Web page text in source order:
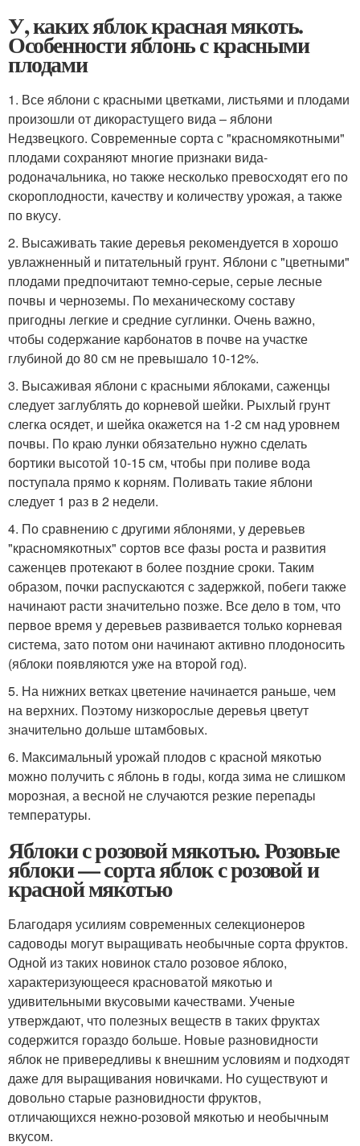
У, каких яблок красная мякоть.
Особенности яблонь с красными
плодами
1. Все яблони с красными цветками, листьями и плодами
произошли от дикорастущего вида – яблони
Недзвецкого. Современные сорта с "красномякотными"
плодами сохраняют многие признаки вида-
родоначальника, но также несколько превосходят его по
скороплодности, качеству и количеству урожая, а также
по вкусу.
2. Высаживать такие деревья рекомендуется в хорошо
увлажненный и питательный грунт. Яблони с "цветными"
плодами предпочитают темно-серые, серые лесные
почвы и черноземы. По механическому составу
пригодны легкие и средние суглинки. Очень важно,
чтобы содержание карбонатов в почве на участке
глубиной до 80 см не превышало 10-12%.
3. Высаживая яблони с красными яблоками, саженцы
следует заглублять до корневой шейки. Рыхлый грунт
слегка осядет, и шейка окажется на 1-2 см над уровнем
почвы. По краю лунки обязательно нужно сделать
бортики высотой 10-15 см, чтобы при поливе вода
поступала прямо к корням. Поливать такие яблони
следует 1 раз в 2 недели.
4. По сравнению с другими яблонями, у деревьев
"красномякотных" сортов все фазы роста и развития
саженцев протекают в более поздние сроки. Таким
образом, почки распускаются с задержкой, побеги также
начинают расти значительно позже. Все дело в том, что
первое время у деревьев развивается только корневая
система, зато потом они начинают активно плодоносить
(яблоки появляются уже на второй год).
5. На нижних ветках цветение начинается раньше, чем
на верхних. Поэтому низкорослые деревья цветут
значительно дольше штамбовых.
6. Максимальный урожай плодов с красной мякотью
можно получить с яблонь в годы, когда зима не слишком
морозная, а весной не случаются резкие перепады
температуры.
Яблоки с розовой мякотью. Розовые
яблоки — сорта яблок с розовой и
красной мякотью
Благодаря усилиям современных селекционеров
садоводы могут выращивать необычные сорта фруктов.
Одной из таких новинок стало розовое яблоко,
характеризующееся красноватой мякотью и
удивительными вкусовыми качествами. Ученые
утверждают, что полезных веществ в таких фруктах
содержится гораздо больше. Новые разновидности
яблок не привередливы к внешним условиям и подходят
даже для выращивания новичками. Но существуют и
довольно старые разновидности фруктов,
отличающихся нежно-розовой мякотью и необычным
вкусом.